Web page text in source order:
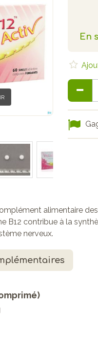
En
alimentaire
B12 contribue à la
nerveux.